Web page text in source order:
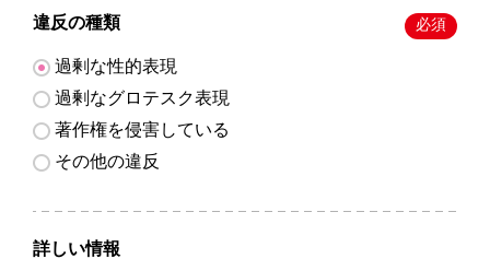
違反の種類 必須
過剰な性的表現
過剰なグロテスク表現
著作権を侵害している
その他の違反
詳しい情報